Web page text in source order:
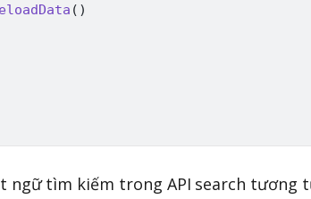
( )
ngữ tìm kiếm trong API search tương